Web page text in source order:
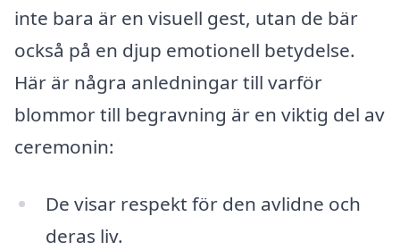
inte bara är en visuell gest, utan de bär
också på en djup emotionell betydelse.
Här är några anledningar till varför
blommor till begravning är en viktig del av
ceremonin:
De visar respekt för den avlidne och
deras liv.